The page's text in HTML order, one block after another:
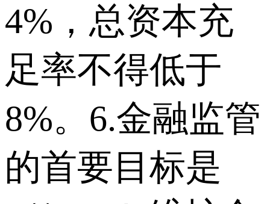
4%，总资本充
足率不得低于
8%。6.金融监管
的首要目标是